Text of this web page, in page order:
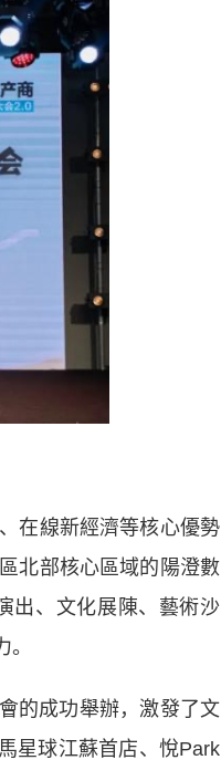
在線新經濟等核心優勢
北部核心區域的陽澄數
出、文化展陳、藝術沙
的成功舉辦，激發了文
星球江蘇首店、悅Park